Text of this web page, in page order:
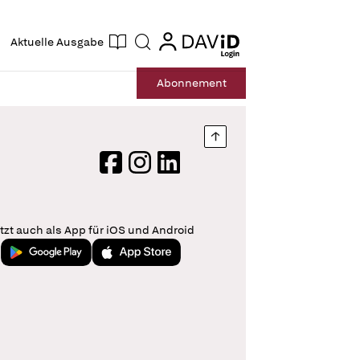
Aktuelle Ausgabe Suche login
login
Abonnement
Nach oben springen
FacebookInstagram
LinkedIn
auch als App für iOS und Android
Jetzt bei Google PlayLaden im App Store